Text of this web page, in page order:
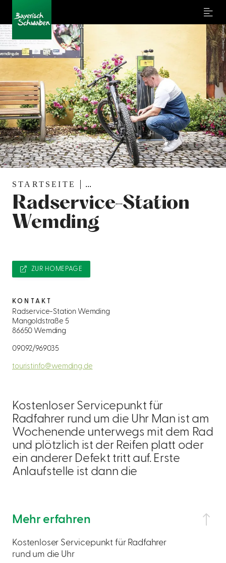
Menu
STARTSEITE ...
Radservice-Station
Wemding
Kostenloser Servicepunkt für
Radfahrer rund um die Uhr Man ist am
Wochenende unterwegs mit dem Rad
und plötzlich ist der Reifen platt oder
ein anderer Defekt tritt auf. Erste
Anlaufstelle ist dann die
Mehr erfahren
Kostenloser Servicepunkt für Radfahrer
rund um die Uhr
ZUR HOMEPAGE
KONTAKT
Radservice-Station Wemding
Mangoldstraße 5
86650 Wemding
09092/969035
touristinfo@wemding.de